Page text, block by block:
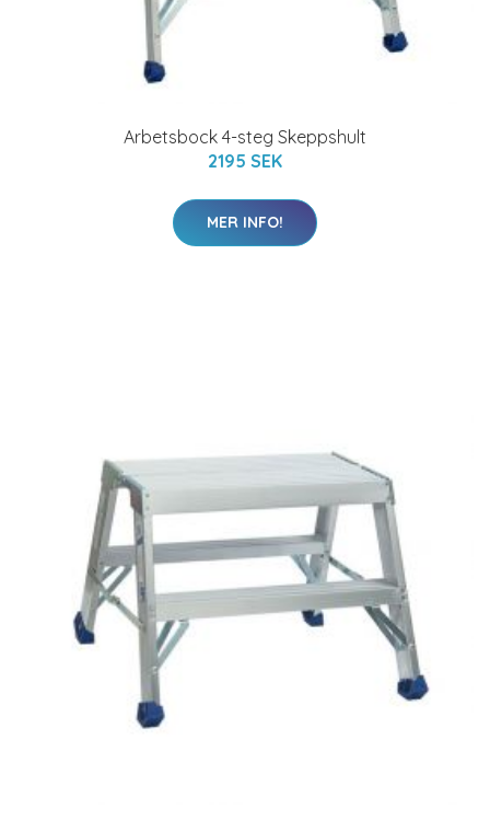
Arbetsbock 4-steg Skeppshult
2195 SEK
MER INFO!